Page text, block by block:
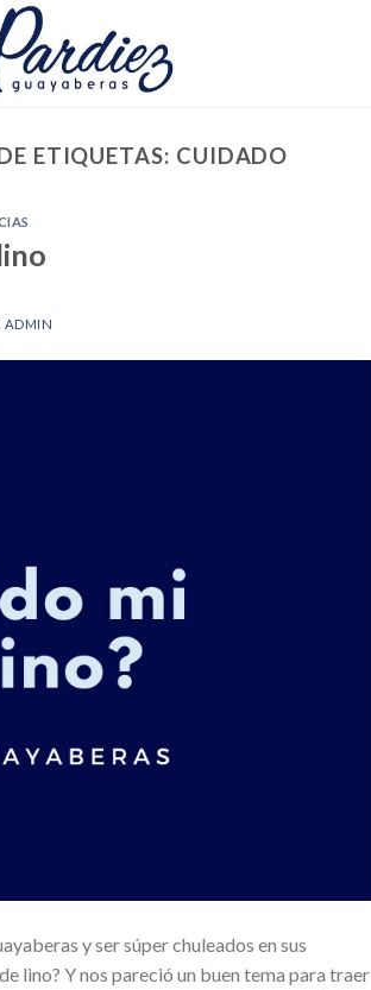
ETIQUETAS: CUIDADO
ADMIN
y ser súper chuleados en sus
lino? Y nos pareció un buen tema para traer